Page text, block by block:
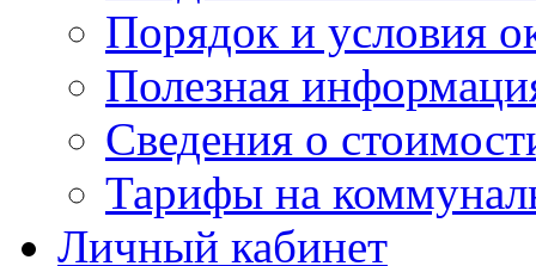
Порядок и условия
Полезная
Сведения о
Тарифы на
Личный кабинет